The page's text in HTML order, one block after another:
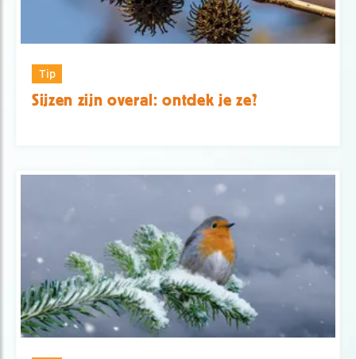
Tip
Sijzen zijn overal: ontdek je ze?